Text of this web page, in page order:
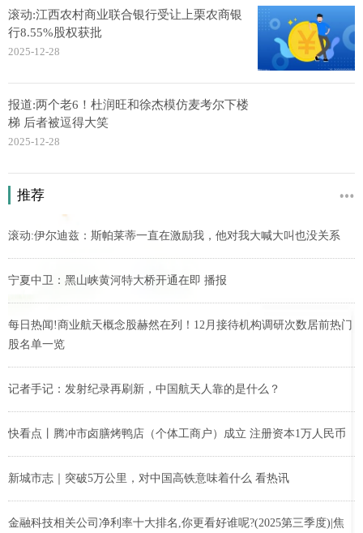
滚动:江西农村商业联合银行受让上栗农商银
行8.55%股权获批
2025-12-28
报道:两个老6！杜润旺和徐杰模仿麦考尔下楼
梯 后者被逗得大笑
2025-12-28
推荐
滚动:伊尔迪兹：斯帕莱蒂一直在激励我，他对我大喊大叫也没关系
宁夏中卫：黑山峡黄河特大桥开通在即 播报
每日热闻!商业航天概念股赫然在列！12月接待机构调研次数居前热门
股名单一览
记者手记：发射纪录再刷新，中国航天人靠的是什么？
快看点丨腾冲市卤膳烤鸭店（个体工商户）成立 注册资本1万人民币
新城市志｜突破5万公里，对中国高铁意味着什么 看热讯
金融科技相关公司净利率十大排名,你更看好谁呢?(2025第三季度)|焦